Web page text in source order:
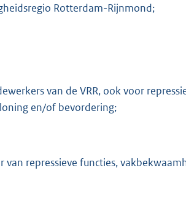
Rotterdam-Rijnmond;
van de VRR, ook voor
en/of bevordering;
van repressieve functies,